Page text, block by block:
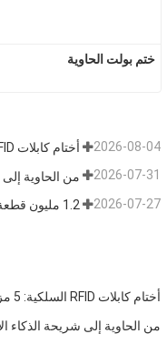
ختم بولت الحاوية
2026-08-04
2026-07-31
2026-07-27